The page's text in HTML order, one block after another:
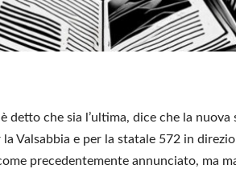
detto che sia l’ultima, dice che la
Valsabbia e per la statale 572 in
precedentemente annunciato, ma